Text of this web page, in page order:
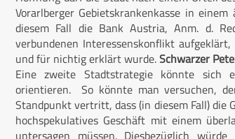
Vorarlberger Gebietskrankenkasse in
diesem Fall die Bank Austria, Anm. d.
verbundenen Interessenskonflikt
und für nichtig erklärt wurde.Schwarzer
Eine zweite Stadtstrategie könnte sich
orientieren. So könnte man versuchen,
Standpunkt vertritt, dass (in diesem Fall)
hochspekulatives Geschäft mit einem
untersagen müssen. Diesbezüglich